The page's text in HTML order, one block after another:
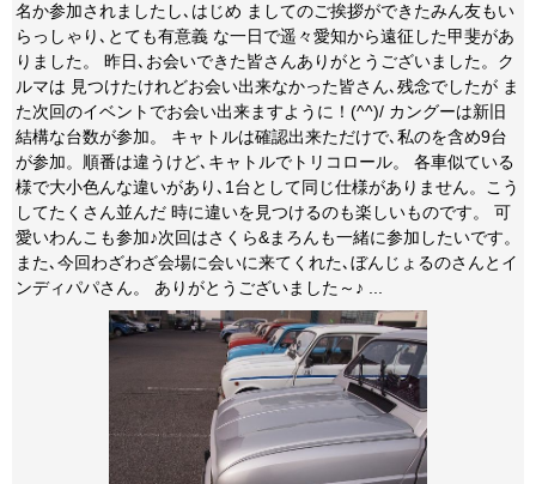
名か参加されましたし､はじめ ましてのご挨拶ができたみん友もい
らっしゃり､とても有意義 な一日で遥々愛知から遠征した甲斐があ
りました。 昨日､お会いできた皆さんありがとうございました。ク
ルマは 見つけたけれどお会い出来なかった皆さん､残念でしたが ま
た次回のイベントでお会い出来ますように！(^^)/ カングーは新旧
結構な台数が参加。 キャトルは確認出来ただけで､私のを含め9台
が参加。順番は違うけど､キャトルでトリコロール。 各車似ている
様で大小色んな違いがあり､1台として同じ仕様がありません。こう
してたくさん並んだ 時に違いを見つけるのも楽しいものです。 可
愛いわんこも参加♪次回はさくら&まろんも一緒に参加したいです。
また､今回わざわざ会場に会いに来てくれた､ぼんじょるのさんとイ
ンディパパさん。 ありがとうございました～♪ ...